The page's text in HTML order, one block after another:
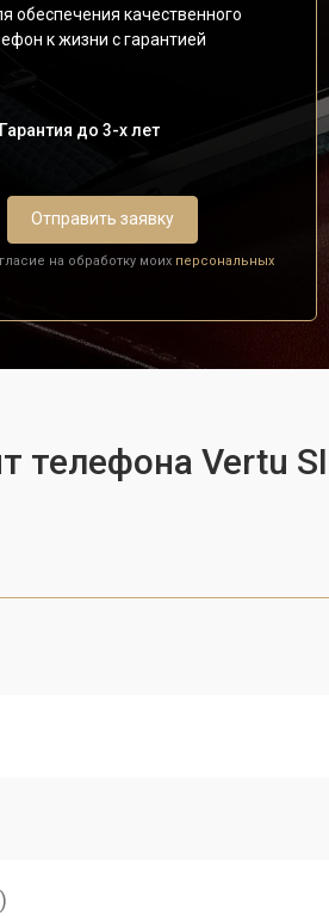
обеспечения качественного
к жизни с гарантией
Гарантия до 3-х лет
Отправить заявку
на обработку моих персональных
телефона Vertu